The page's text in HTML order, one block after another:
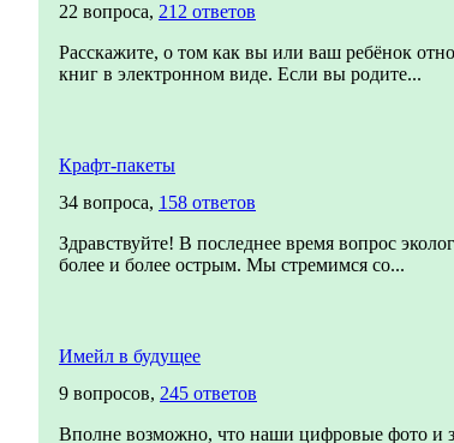
22 вопроса, 212 ответов
Расскажите, о том как вы или ваш ребёнок
книг в электронном виде. Если вы родите...
Крафт-пакеты
34 вопроса, 158 ответов
Здравствуйте! В последнее время вопрос
более и более острым. Мы стремимся со...
Имейл в будущее
9 вопросов, 245 ответов
Вполне возможно, что наши цифровые фото и